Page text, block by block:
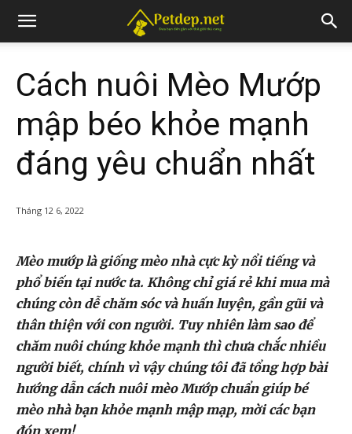
Cách nuôi Mèo Mướp
mập béo khỏe mạnh
đáng yêu chuẩn nhất
Tháng 12 6, 2022
Mèo mướp là giống mèo nhà cực kỳ nổi tiếng và
phổ biến tại nước ta. Không chỉ giá rẻ khi mua mà
chúng còn dễ chăm sóc và huấn luyện, gần gũi và
thân thiện với con người. Tuy nhiên làm sao để
chăm nuôi chúng khỏe mạnh thì chưa chắc nhiều
người biết, chính vì vậy chúng tôi đã tổng hợp bài
hướng dẫn cách nuôi mèo Mướp chuẩn giúp bé
mèo nhà bạn khỏe mạnh mập mạp, mời các bạn